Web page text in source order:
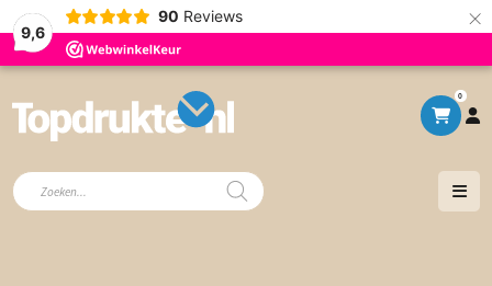
9,6
90 Reviews ×
0
Producten
zoeken